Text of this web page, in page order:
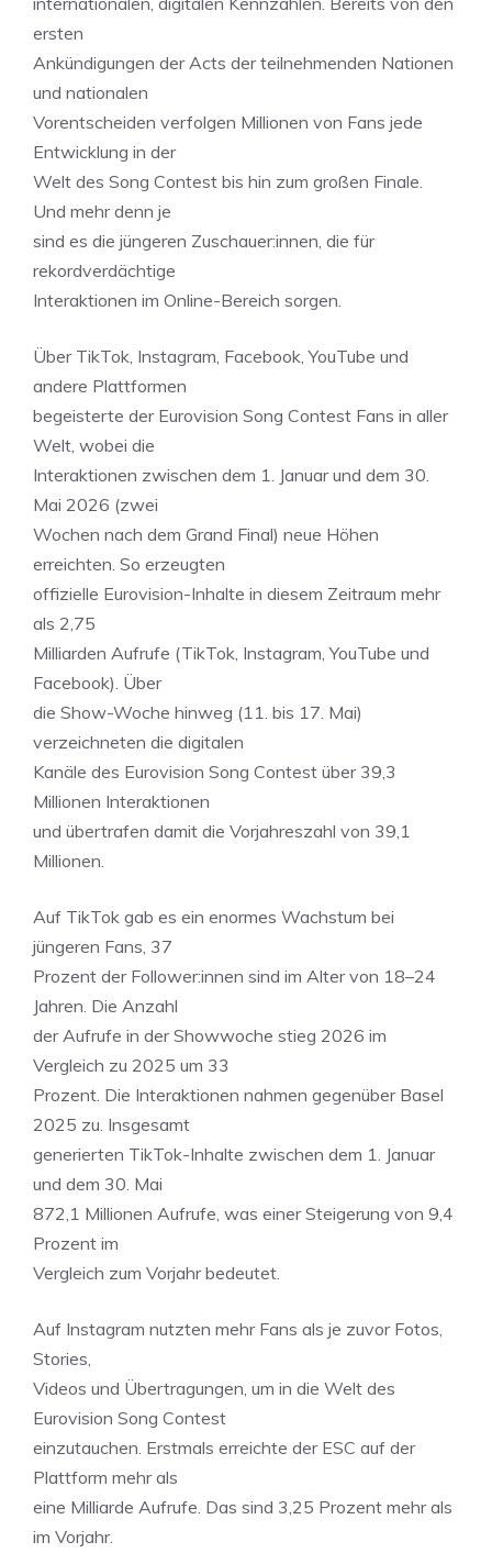
ersten
Ankündigungen der Acts der teilnehmenden Nationen
und nationalen
Vorentscheiden verfolgen Millionen von Fans jede
Entwicklung in der
Welt des Song Contest bis hin zum großen Finale.
Und mehr denn je
sind es die jüngeren Zuschauer:innen, die für
rekordverdächtige
Interaktionen im Online-Bereich sorgen.
Über TikTok, Instagram, Facebook, YouTube und
andere Plattformen
begeisterte der Eurovision Song Contest Fans in aller
Welt, wobei die
Interaktionen zwischen dem 1. Januar und dem 30.
Mai 2026 (zwei
Wochen nach dem Grand Final) neue Höhen
erreichten. So erzeugten
offizielle Eurovision-Inhalte in diesem Zeitraum mehr
als 2,75
Milliarden Aufrufe (TikTok, Instagram, YouTube und
Facebook). Über
die Show-Woche hinweg (11. bis 17. Mai)
verzeichneten die digitalen
Kanäle des Eurovision Song Contest über 39,3
Millionen Interaktionen
und übertrafen damit die Vorjahreszahl von 39,1
Millionen.
Auf TikTok gab es ein enormes Wachstum bei
jüngeren Fans, 37
Prozent der Follower:innen sind im Alter von 18–24
Jahren. Die Anzahl
der Aufrufe in der Showwoche stieg 2026 im
Vergleich zu 2025 um 33
Prozent. Die Interaktionen nahmen gegenüber Basel
2025 zu. Insgesamt
generierten TikTok-Inhalte zwischen dem 1. Januar
und dem 30. Mai
872,1 Millionen Aufrufe, was einer Steigerung von 9,4
Prozent im
Vergleich zum Vorjahr bedeutet.
Auf Instagram nutzten mehr Fans als je zuvor Fotos,
Stories,
Videos und Übertragungen, um in die Welt des
Eurovision Song Contest
einzutauchen. Erstmals erreichte der ESC auf der
Plattform mehr als
eine Milliarde Aufrufe. Das sind 3,25 Prozent mehr als
im Vorjahr.